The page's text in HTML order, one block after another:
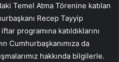
Temel Atma Törenine katılan
Recep Tayyip
iftar programına katıldıklarını
Cumhurbaşkanımıza da
hakkında bilgilerle.